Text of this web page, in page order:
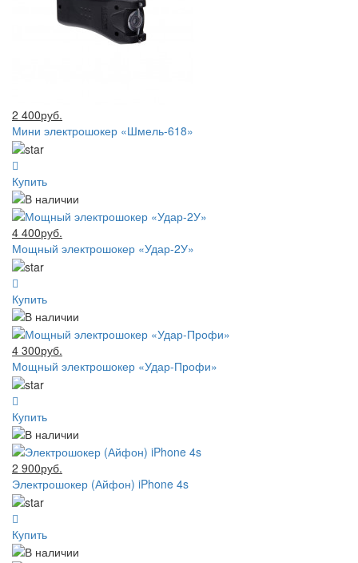
2 400руб.
Мини электрошокер «Шмель-618»
Купить
4 400руб.
Мощный электрошокер «Удар-2У»
Купить
4 300руб.
Мощный электрошокер «Удар-Профи»
Купить
2 900руб.
Электрошокер (Айфон) iPhone 4s
Купить